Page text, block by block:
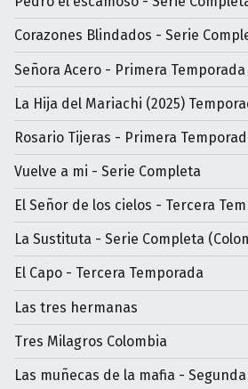
Corazones Blindados - Serie
Señora Acero - Primera Temporada
La Hija del Mariachi (2025)
Rosario Tijeras - Primera
Vuelve a mi - Serie Completa
El Señor de los cielos - Tercera
La Sustituta - Serie Completa
El Capo - Tercera Temporada
Las tres hermanas
Tres Milagros Colombia
Las muñecas de la mafia -